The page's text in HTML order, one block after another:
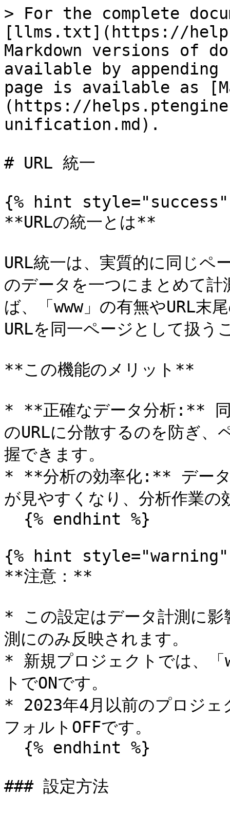
> For the complete
[llms.txt](https://
Markdown versions of
available by
page is available as
(https://
unification.md).
# URL 統一
{% hint style="success"
**URLの統一とは**
URL統一は、実質的に同じペ
のデータを一つにまとめて
ば、「www」の有無やURL末
URLを同一ページとして扱う
**この機能のメリット**
* **正確なデータ分析:** 同
のURLに分散するのを防ぎ、
握できます。
* **分析の効率化:** データ
が見やすくなり、分析作業の
{% hint style="warning"
**注意：**
* この設定はデータ計測に影
測にのみ反映されます。
* 新規プロジェクトでは、「
トでONです。
* 2023年4月以前のプロジェ
フォルトOFFです。
### 設定方法